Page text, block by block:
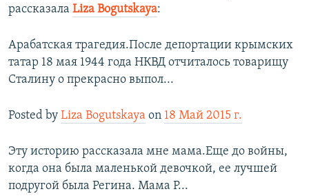
рассказала Liza Bogutskaya:
Арабатская трагедия.После депортации крымских
татар 18 мая 1944 года НКВД отчиталось товарищу
Сталину о прекрасно выпол...
Posted by Liza Bogutskaya on 18 Май 2015 г.
Эту историю рассказала мне мама.Еще до войны,
когда она была маленькой девочкой, ее лучшей
подругой была Регина. Мама Р...